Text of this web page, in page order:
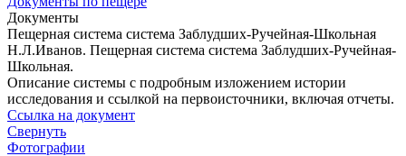
Документы
Пещерная система система Заблудших-Ручейная-Школьная
Н.Л.Иванов. Пещерная система система Заблудших-Ручейная-
Школьная.
Описание системы с подробным изложением истории
исследования и ссылкой на первоисточники, включая отчеты.
Ссылка на документ
Свернуть
Фотографии